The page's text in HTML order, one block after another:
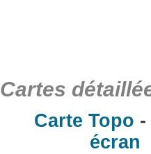
Cartes
Carte Topo -
écran